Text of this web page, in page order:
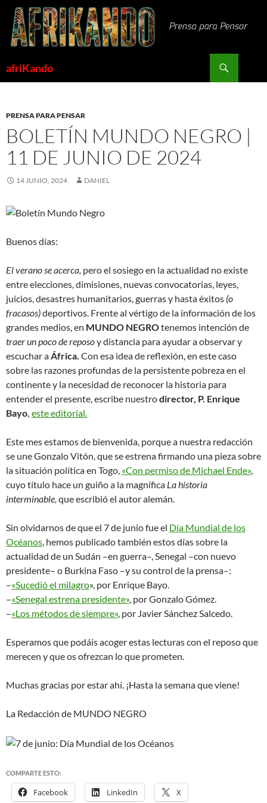
Saltar
contenido
afriKando
PRENSA PARA PENSAR
BOLETÍN MUNDO NEGRO |
11 DE JUNIO DE 2024
14 JUNIO, 2024 DANIEL
Buenos días:
El verano se acerca, pero el sosiego en la actualidad no existe
entre elecciones, dimisiones, nuevas convocatorias, leyes,
juicios, desastres humanitarios, guerras y hasta éxitos (o
fracasos)deportivos. Frente al vértigo de la información de los
grandes medios, en MUNDO NEGROtenemos intención de
traer un poco de reposoy distancia para ayudar a observar y
escuchar a África. Con esa idea de reflexión, en este caso
sobre las razones profundas de la persistente pobreza en el
continente y la necesidad de reconocer la historia para
entender el presente, escribe nuestrodirector, P. Enrique
Bayo este editorial.
Este mes estamos de bienvenida, porque a nuestra redacción
se une Gonzalo Vitón, que se estrena firmando una pieza sobre
la situación política en Togo, «Con permiso de Michael Ende»,
cuyo título hace un guiño a la magnífica La historia
interminable, que escribió el autor alemán.
Sin olvidarnos de que el 7 de junio fue el Día Mundial de los
Océanos , hemos publicado también estos días sobre la
actualidad de un Sudán –en guerra–, Senegal –con nuevo
presidente– o Burkina Faso –y su control de la prensa–:
–«Sucedió el milagro», por Enrique Bayo.
–«Senegal estrena presidente», por Gonzalo Gómez.
–«Los métodos de siempre», por Javier Sánchez Salcedo.
Esperamos que podáis acoger estas lecturas con el reposo que
merecen y que os ofrezcan lo que prometen.
Muchas gracias por estar ahí. ¡Hasta la semana que viene!
La Redacción de MUNDO NEGRO
COMPARTE ESTO:
Facebook LinkedIn X